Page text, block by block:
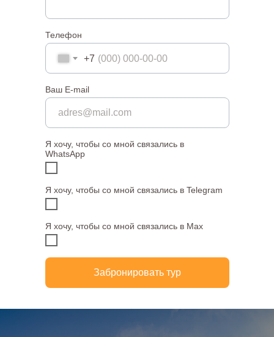
Телефон
+7
Ваш E-mail
Я хочу, чтобы со мной связались в
WhatsApp
Я хочу, чтобы со мной связались в Telegram
Я хочу, чтобы со мной связались в Max
Забронировать тур